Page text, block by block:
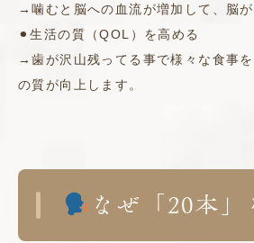
→噛むと脳への血流が増加して、脳が
⚫︎生活の質（QOL）を高める
→歯が沢山残ってる事で様々な食事
の質が向上します。
なぜ「20本」